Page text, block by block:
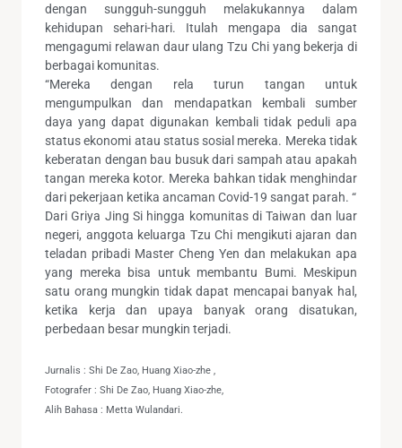
dengan sungguh-sungguh melakukannya dalam
kehidupan sehari-hari. Itulah mengapa dia sangat
mengagumi relawan daur ulang Tzu Chi yang bekerja di
berbagai komunitas.
“Mereka dengan rela turun tangan untuk
mengumpulkan dan mendapatkan kembali sumber
daya yang dapat digunakan kembali tidak peduli apa
status ekonomi atau status sosial mereka. Mereka tidak
keberatan dengan bau busuk dari sampah atau apakah
tangan mereka kotor. Mereka bahkan tidak menghindar
dari pekerjaan ketika ancaman Covid-19 sangat parah. “
Dari Griya Jing Si hingga komunitas di Taiwan dan luar
negeri, anggota keluarga Tzu Chi mengikuti ajaran dan
teladan pribadi Master Cheng Yen dan melakukan apa
yang mereka bisa untuk membantu Bumi. Meskipun
satu orang mungkin tidak dapat mencapai banyak hal,
ketika kerja dan upaya banyak orang disatukan,
perbedaan besar mungkin terjadi.
Jurnalis : Shi De Zao, Huang Xiao-zhe ,
Fotografer : Shi De Zao, Huang Xiao-zhe,
Alih Bahasa : Metta Wulandari.